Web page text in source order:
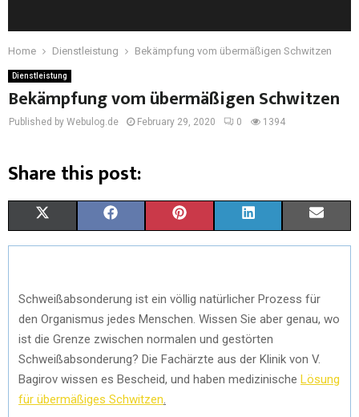
Home Dienstleistung Bekämpfung vom übermäßigen Schwitzen
Dienstleistung
Bekämpfung vom übermäßigen Schwitzen
Published by Webulog.de February 29, 2020 0 1394
Share this post:
(
W
T
A
E
O
I
T
R
I
K
D
M
Schweißabsonderung ist ein völlig natürlicher Prozess für
den Organismus jedes Menschen. Wissen Sie aber genau, wo
ist die Grenze zwischen normalen und gestörten
Schweißabsonderung? Die Fachärzte aus der Klinik von V.
Bagirov wissen es Bescheid, und haben medizinische Lösung
für übermäßiges Schwitzen